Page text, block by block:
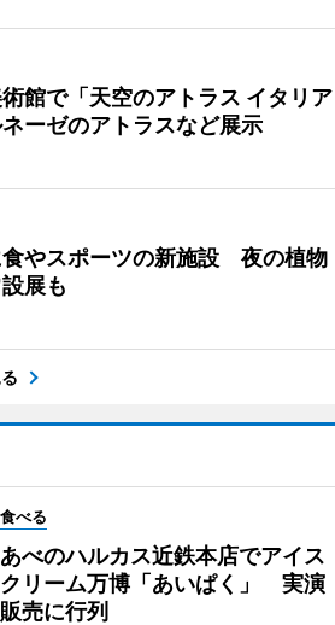
術館で「天空のアトラス イタリア
ーゼのアトラスなど展示
食やスポーツの新施設 夜の植物
展も
食べる
あべのハルカス近鉄本店でアイス
クリーム万博「あいぱく」 実演
販売に行列